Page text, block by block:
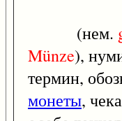
(нем.
Münze),
термин,
монеты,